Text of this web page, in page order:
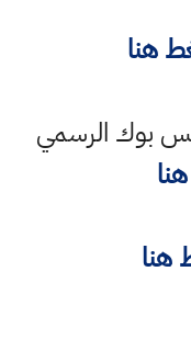
هنا
بوك الرسمي
هنا